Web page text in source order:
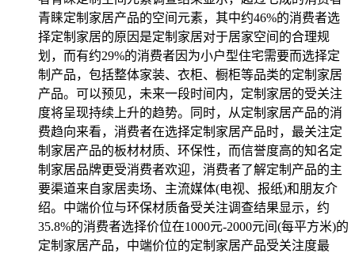
青睐定制家居产品的空间元素，其中约46%的消费者选
择定制家居的原因是定制家居对于居家空间的合理规
划，而有约29%的消费者因为小户型住宅需要而选择定
制产品，包括整体家装、衣柜、橱柜等品类的定制家居
产品。可以预见，未来一段时间内，定制家居的受关注
度将呈现持续上升的趋势。同时，从定制家居产品的消
费趋向来看，消费者在选择定制家居产品时，最关注定
制家居产品的板材材质、环保性，而信誉度高的知名定
制家居品牌更受消费者欢迎，消费者了解定制产品的主
要渠道来自家居卖场、主流媒体(电视、报纸)和朋友介
绍。中端价位与环保材质备受关注调查结果显示，约
35.8%的消费者选择价位在1000元-2000元间(每平方米)的
定制家居产品，中端价位的定制家居产品受关注度最